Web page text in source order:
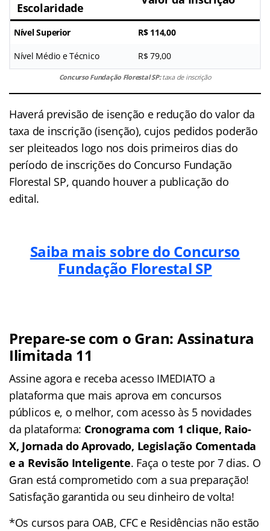
Escolaridade
Nível Superior R$ 114,00
Nível Médio e Técnico R$ 79,00
Concurso Fundação Florestal SP:taxa de inscrição
Haverá previsão de isenção e redução do valor da
taxa de inscrição (isenção), cujos pedidos poderão
ser pleiteados logo nos dois primeiros dias do
período de inscrições do Concurso Fundação
Florestal SP, quando houver a publicação do
edital.
Saiba mais sobre do Concurso
Fundação Florestal SP
Prepare-se com o Gran: Assinatura
Ilimitada 11
Assine agora e receba acesso IMEDIATO a
plataforma que mais aprova em concursos
públicos e, o melhor, com acesso às 5 novidades
da plataforma: Cronograma com 1 clique, Raio-
X, Jornada do Aprovado, Legislação Comentada
e a Revisão Inteligente. Faça o teste por 7 dias. O
Gran está comprometido com a sua preparação!
Satisfação garantida ou seu dinheiro de volta!
*Os cursos para OAB, CFC e Residências não estão